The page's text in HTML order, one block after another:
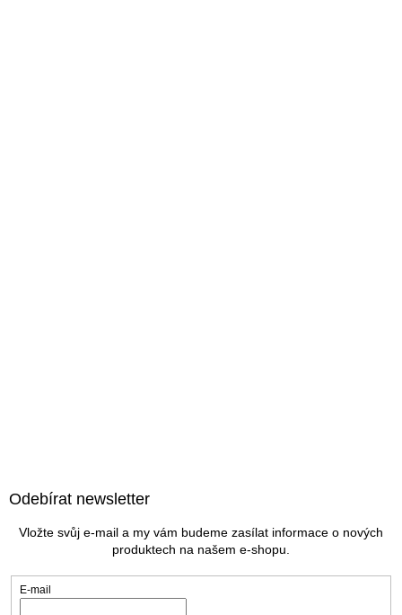
Odebírat newsletter
Vložte svůj e-mail a my vám budeme zasílat informace o nových
produktech na našem e-shopu.
E-mail